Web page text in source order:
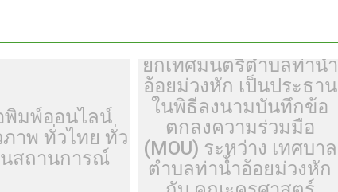
พิมพ์ออนไลน์
ภาพ ทั่วไทย ทั่ว
สถานการณ์
ร.ต.ต.ดร.วิรัช โตอิ้มนา
ยกเทศมนตรีตำบลท่าน้ำ
อ้อยม่วงหัก เป็นประธาน
ในพิธีลงนามบันทึกข้อ
ตกลงความร่วมมือ
(MOU) ระหว่าง เทศบาล
ตำบลท่าน้ำอ้อยม่วงหัก